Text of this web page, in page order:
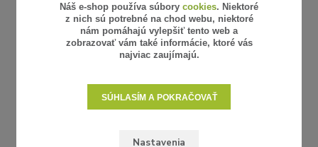
Náš e-shop používa súbory cookies. Niektoré
z nich sú potrebné na chod webu, niektoré
nám pomáhajú vylepšiť tento web a
zobrazovať vám také informácie, ktoré vás
najviac zaujímajú.
Nastavenia
SÚHLASÍM A POKRAČOVAŤ